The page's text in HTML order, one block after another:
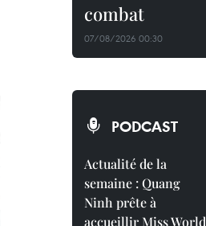
combat
07/08/2026 00:30
PODCAST
Actualité de la
semaine : Quang
Ninh prête à
accueillir Miss World